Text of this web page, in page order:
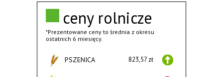
ceny rolnicze
*Prezentowane ceny to średnia z okresu
ostatnich 6 miesięcy.
PSZENICA 823,57 zł